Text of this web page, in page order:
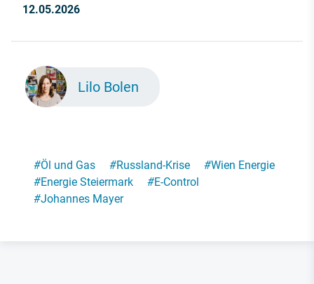
12.05.2026
Lilo Bolen
#Öl und Gas #Russland-Krise #Wien Energie
#Energie Steiermark #E-Control
#Johannes Mayer